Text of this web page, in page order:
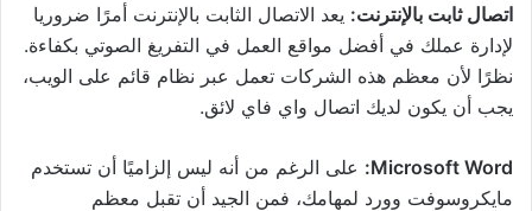
اتصال ثابت بالإنترنت: يعد الاتصال الثابت بالإنترنت أمرًا ضروريا
لإدارة عملك في أفضل مواقع العمل في التفريغ الصوتي بكفاءة.
نظرًا لأن معظم هذه الشركات تعمل عبر نظام قائم على الويب،
يجب أن يكون لديك اتصال واي فاي لائق.
Microsoft Word:
على الرغم من أنه ليس إلزاميًا أن تستخدم
مايكروسوفت وورد لمهامك، فمن الجيد أن تقبل معظم